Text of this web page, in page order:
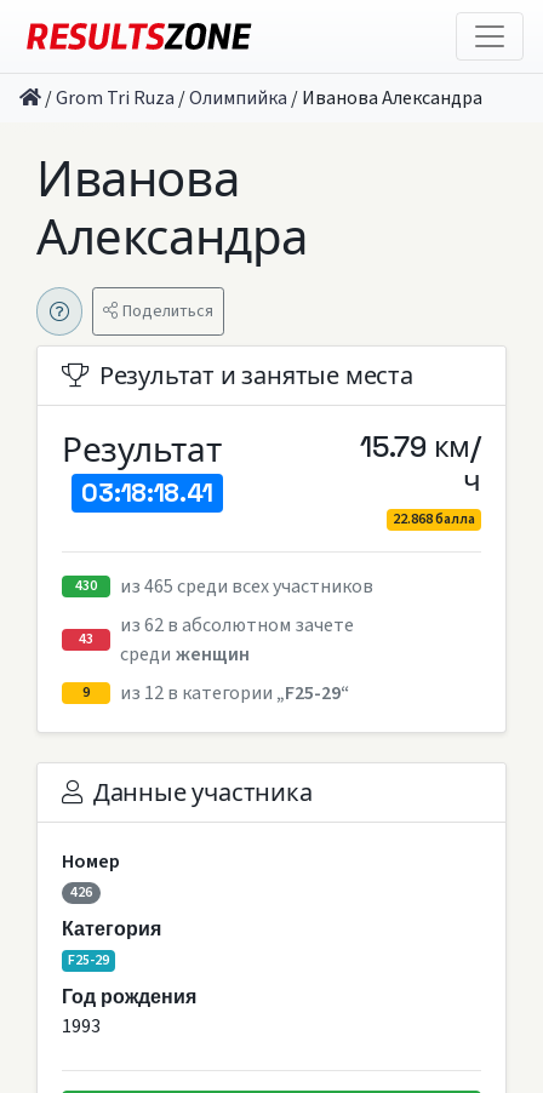
/Grom Tri Ruza /Олимпийка /Иванова Александра
Иванова
Александра
Поделиться
Результат и занятые места
Результат
03:18:18.41
15.79 км/
ч
22.868 балла
430 из 465 среди всех участников
43
из 62 в абсолютном зачете
среди женщин
9 из 12 в категории „F25-29“
Данные участника
Номер
426
Категория
F25-29
Год рождения
1993